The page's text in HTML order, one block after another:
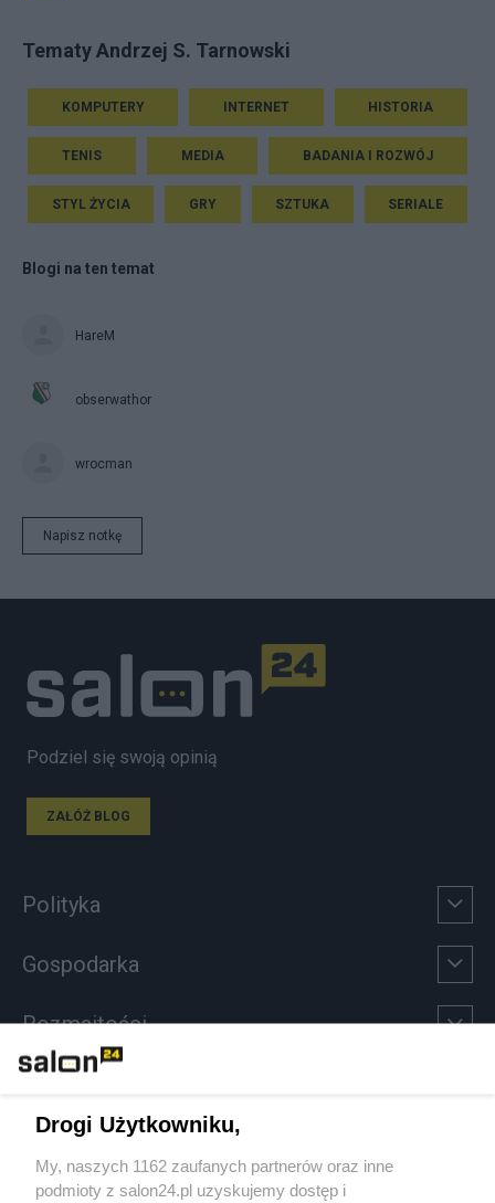
Tematy Andrzej S. Tarnowski
KOMPUTERY INTERNET HISTORIA
TENIS MEDIA BADANIA I ROZWÓJ
STYL ŻYCIA GRY SZTUKA SERIALE
Blogi na ten temat
HareM
obserwathor
wrocman
Napisz notkę
Podziel się swoją opinią
ZAŁÓŻ BLOG
Polityka
Gospodarka
Rozmaitości
Sport
Drogi Użytkowniku,
My, naszych 1162 zaufanych partnerów oraz inne
podmioty z salon24.pl uzyskujemy dostęp i